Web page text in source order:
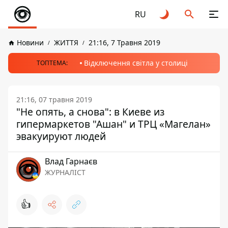
RU
Новини ЖИТТЯ 21:16, 7 Травня 2019
ТОПТЕМА: Відключення світла у столиці
21:16, 07 травня 2019
"Не опять, а снова": в Киеве из
гипермаркетов "Ашан" и ТРЦ «Магелан»
эвакуируют людей
Влад Гарнаєв
ЖУРНАЛІСТ
👍